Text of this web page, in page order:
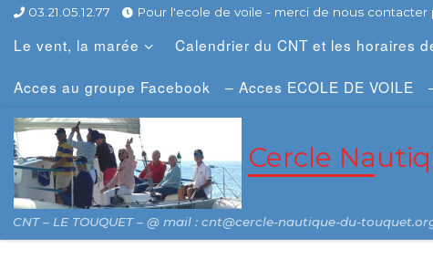
03.21.05.12.77 Pour l'ecole de voile - merci de nous contacter
Le vent, la marée Calendrier du CNT et les horaires
Acces au groupe Facebook – Acces ECOLE DE VOILE
Cercle
CNT – LE TOUQUET – @ mail : cnt@cercle-nautique-du-